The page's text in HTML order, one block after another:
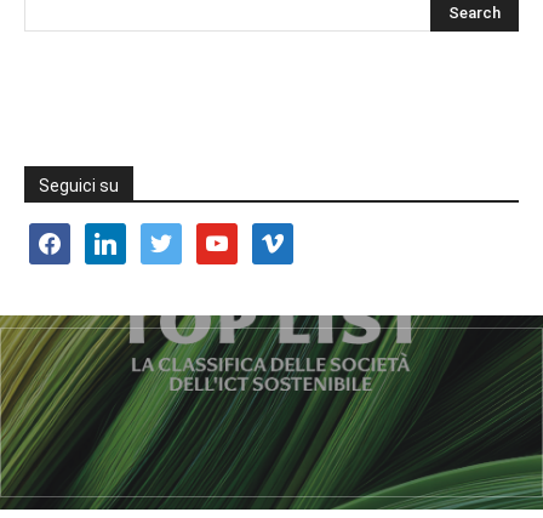
Seguici su
facebooklinkedin twitter youtube vimeo